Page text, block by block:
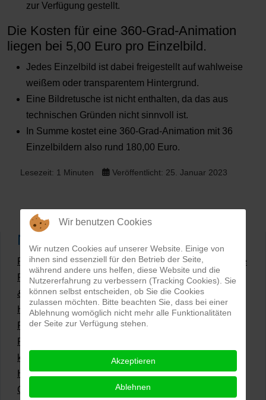
zur Verfügung gestellt.
Die Kosten für eine 360-Grad-Animation
liegen bei 5,00 Euro pro Einzelbild.
Jedes Einzelbild ist dabei freigestellt auf wahlweise
weißem oder transparentem Hintergrund.
Eine Bildretusche ist nicht enthalten, da das aus
technischen Gründen nicht sinnvoll ist.
In Summe kostet eine 360-Grad-Animation mit 36
Einzelbildern also rund 180,00 Euro.
Lesezeit: 1 Minuten Veröffentlicht: 25. Januar 2023
Neueste Artikel
Produktfotografie 2026 – Qualität, KI & Studiofotografie
Produktfotografie 2025: Mockups, Farbverbindlichkeit
& KI
Hollow Man Fotografie | Darauf kommt es an!
PSD Mockup-Modelle fotografieren
Professionelle Fotos | Der erste Eindruck ist
kaufentscheidend
Hollowman und Produktfotografie
Grüne Produktfotos | Wie geht nachhaltige
Wir benutzen Cookies
Wir nutzen Cookies auf unserer Website. Einige von
ihnen sind essenziell für den Betrieb der Seite,
während andere uns helfen, diese Website und die
Nutzererfahrung zu verbessern (Tracking Cookies). Sie
können selbst entscheiden, ob Sie die Cookies
zulassen möchten. Bitte beachten Sie, dass bei einer
Ablehnung womöglich nicht mehr alle Funktionalitäten
der Seite zur Verfügung stehen.
Akzeptieren
Ablehnen